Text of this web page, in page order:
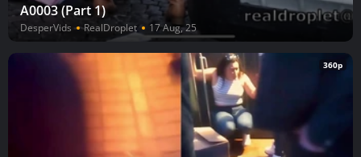
A0003 (Part 1)
DesperVids RealDroplet 17 Aug, 25
360p